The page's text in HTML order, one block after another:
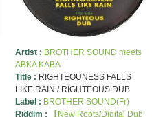
Artist : BROTHER SOUND meets
ABKA KABA
Title : RIGHTEOUNESS FALLS
LIKE RAIN / RIGHTEOUS DUB
Label : BROTHER SOUND(Fr)
Riddim :
【New Roots/Digital Dub